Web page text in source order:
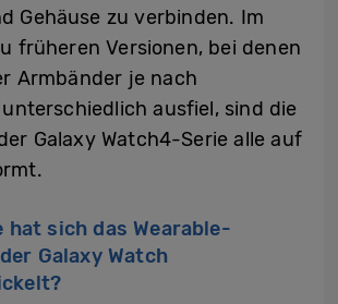
Gehäuse zu verbinden. Im
früheren Versionen, bei denen
Armbänder je nach
ausfiel, sind die
Galaxy Watch4-Serie alle auf
hat sich das Wearable-
Galaxy Watch